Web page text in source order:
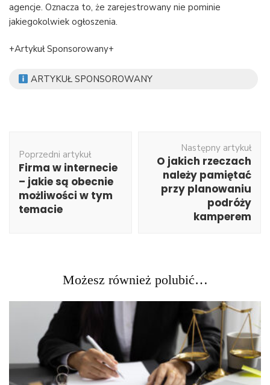
agencje. Oznacza to, że zarejestrowany nie pominie
jakiegokolwiek ogłoszenia.
+Artykuł Sponsorowany+
ARTYKUŁ SPONSOROWANY
wpisu
Poprzedni artykuł
Firma w internecie
– jakie są obecnie
możliwości w tym
temacie
Następny artykuł
O jakich rzeczach
należy pamiętać
przy planowaniu
podróży
kamperem
Możesz również polubić…